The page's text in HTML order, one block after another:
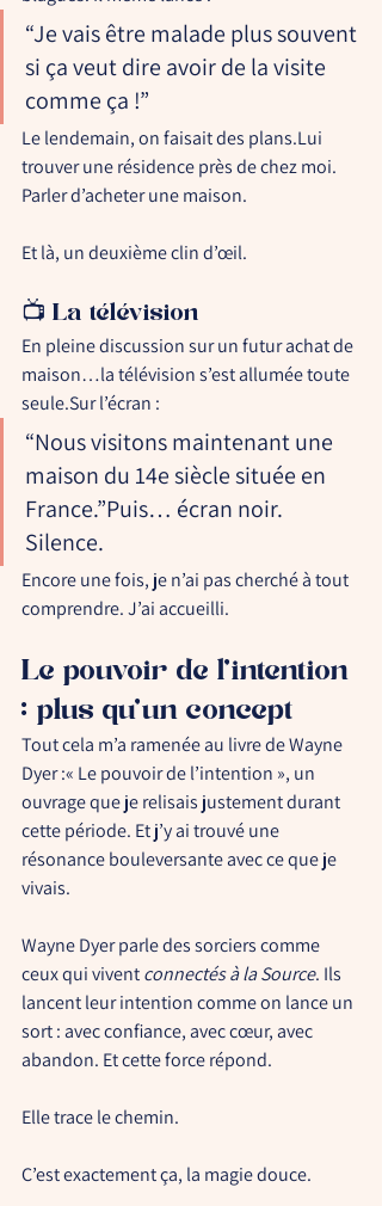
“Je vais être malade plus souvent
si ça veut dire avoir de la visite
comme ça !”
Le lendemain, on faisait des plans.Lui
trouver une résidence près de chez moi.
Parler d’acheter une maison.
Et là, un deuxième clin d’œil.
📺 La télévision
En pleine discussion sur un futur achat de
maison…la télévision s’est allumée toute
seule.Sur l’écran :
“Nous visitons maintenant une
maison du 14e siècle située en
France.”Puis… écran noir.
Silence.
Encore une fois, je n’ai pas cherché à tout
comprendre. J’ai accueilli.
Le pouvoir de l’intention
: plus qu’un concept
Tout cela m’a ramenée au livre de Wayne
Dyer :« Le pouvoir de l’intention », un
ouvrage que je relisais justement durant
cette période. Et j’y ai trouvé une
résonance bouleversante avec ce que je
vivais.
Wayne Dyer parle des sorciers comme
ceux qui vivent connectés à la Source. Ils
lancent leur intention comme on lance un
sort : avec confiance, avec cœur, avec
abandon. Et cette force répond.
Elle trace le chemin.
C’est exactement ça, la magie douce.